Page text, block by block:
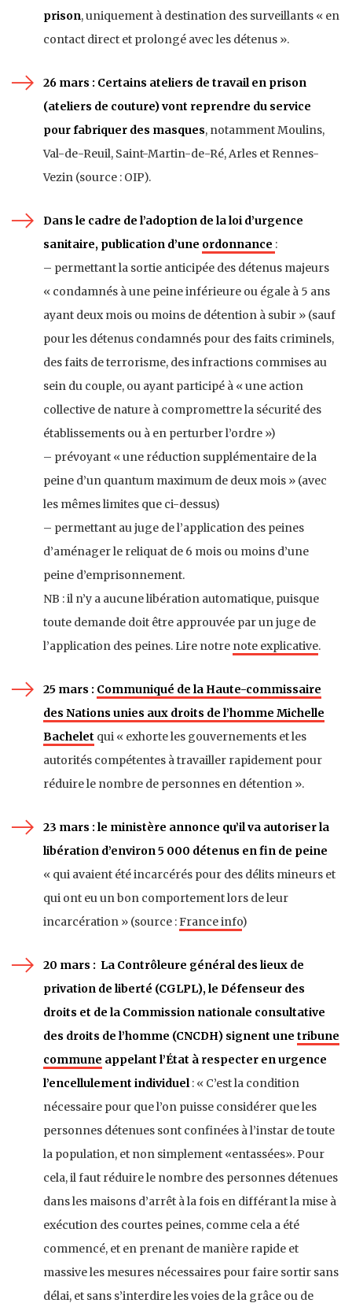
prison, uniquement à destination des surveillants « en
contact direct et prolongé avec les détenus ».
26 mars : Certains ateliers de travail en prison
(ateliers de couture) vont reprendre du service
pour fabriquer des masques, notamment Moulins,
Val-de-Reuil, Saint-Martin-de-Ré, Arles et Rennes-
Vezin (source : OIP).
Dans le cadre de l’adoption de la loi d’urgence
sanitaire, publication d’une ordonnance :
– permettant la sortie anticipée des détenus majeurs
« condamnés à une peine inférieure ou égale à 5 ans
ayant deux mois ou moins de détention à subir » (sauf
pour les détenus condamnés pour des faits criminels,
des faits de terrorisme, des infractions commises au
sein du couple, ou ayant participé à « une action
collective de nature à compromettre la sécurité des
établissements ou à en perturber l’ordre »)
– prévoyant « une réduction supplémentaire de la
peine d’un quantum maximum de deux mois » (avec
les mêmes limites que ci-dessus)
– permettant au juge de l’application des peines
d’aménager le reliquat de 6 mois ou moins d’une
peine d’emprisonnement.
NB : il n’y a aucune libération automatique, puisque
toute demande doit être approuvée par un juge de
l’application des peines. Lire notre note explicative.
25 mars : Communiqué de la Haute-commissaire
des Nations unies aux droits de l’homme Michelle
Bachelet qui « exhorte les gouvernements et les
autorités compétentes à travailler rapidement pour
réduire le nombre de personnes en détention ».
23 mars : le ministère annonce qu’il va autoriser la
libération d’environ 5 000 détenus en fin de peine
« qui avaient été incarcérés pour des délits mineurs et
qui ont eu un bon comportement lors de leur
incarcération » (source :France info)
20 mars : La Contrôleure général des lieux de
privation de liberté (CGLPL), le Défenseur des
droits et de la Commission nationale consultative
des droits de l’homme (CNCDH) signent une tribune
commune appelant l’État à respecter en urgence
l’encellulement individuel : « C’est la condition
nécessaire pour que l’on puisse considérer que les
personnes détenues sont confinées à l’instar de toute
la population, et non simplement «entassées». Pour
cela, il faut réduire le nombre des personnes détenues
dans les maisons d’arrêt à la fois en différant la mise à
exécution des courtes peines, comme cela a été
commencé, et en prenant de manière rapide et
massive les mesures nécessaires pour faire sortir sans
délai, et sans s’interdire les voies de la grâce ou de